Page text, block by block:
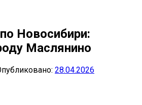
Новосибири:
Маслянино
28.04.2026